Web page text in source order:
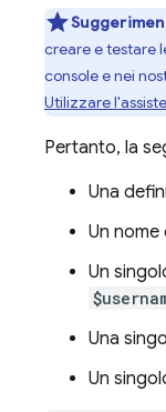
creare e testare
console e nei
Utilizzare
Pertanto, la
Una
Un
Un
Una
Un